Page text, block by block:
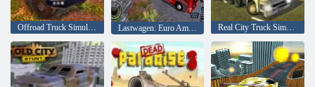
Offroad Truck Simulator Hill Climb Lastwagen: Euro American Tour Real City Truck Simulator